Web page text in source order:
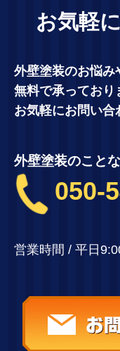
お気軽に
外壁塗装のお悩み
無料で承っており
お気軽にお問い合
外壁塗装のこと
050-
営業時間 / 平日